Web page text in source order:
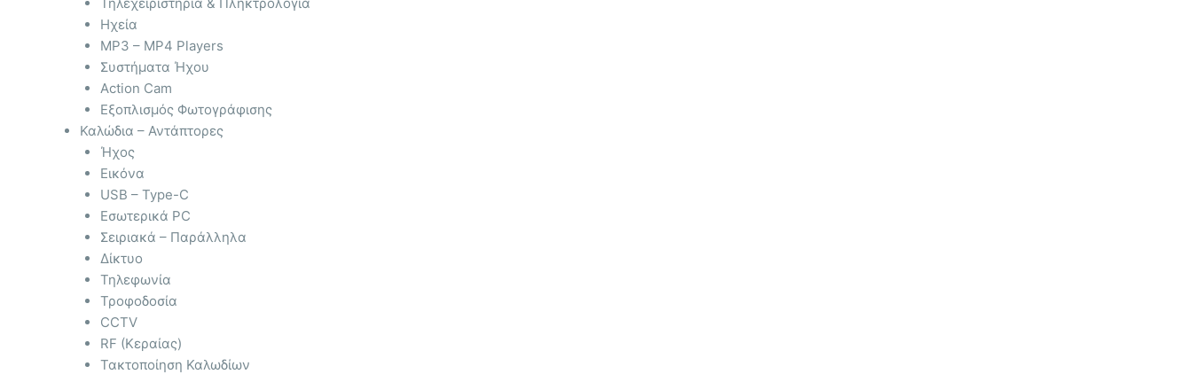
Ηχεία
MP3 – MP4 Players
Συστήματα Ήχου
Action Cam
Εξοπλισμός Φωτογράφισης
Καλώδια – Αντάπτορες
Ήχος
Εικόνα
USB – Type-C
Εσωτερικά PC
Σειριακά – Παράλληλα
Δίκτυο
Τηλεφωνία
Τροφοδοσία
CCTV
RF (Κεραίας)
Τακτοποίηση Καλωδίων